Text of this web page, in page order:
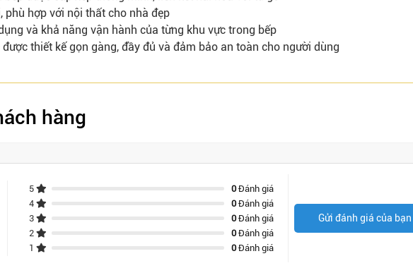
phù hợp với nội thất cho nhà đẹp
và khả năng vận hành của từng khu vực trong bếp
thiết kế gọn gàng, đầy đủ và đảm bảo an toàn cho người dùng
hàng
5 0Đánh giá
4
0Đánh giá
3
0Đánh giá
2
0Đánh giá
1
0Đánh giá
Gửi đánh giá của bạn